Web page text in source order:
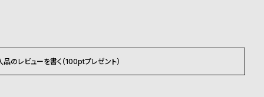
品のレビューを書く（100ptプレゼント）